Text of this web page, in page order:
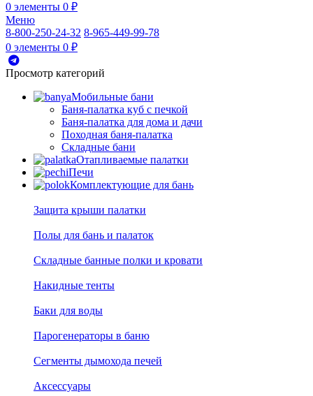
0 элементы 0 ₽
Меню
8-800-250-24-32 8-965-449-99-78
0 элементы 0 ₽
Просмотр категорий
Мобильные бани
Баня-палатка куб с печкой
Баня-палатка для дома и дачи
Походная баня-палатка
Складные бани
Отапливаемые палатки
Печи
Комплектующие для бань
Защита крыши палатки
Полы для бань и палаток
Складные банные полки и кровати
Накидные тенты
Баки для воды
Парогенераторы в баню
Сегменты дымохода печей
Аксессуары